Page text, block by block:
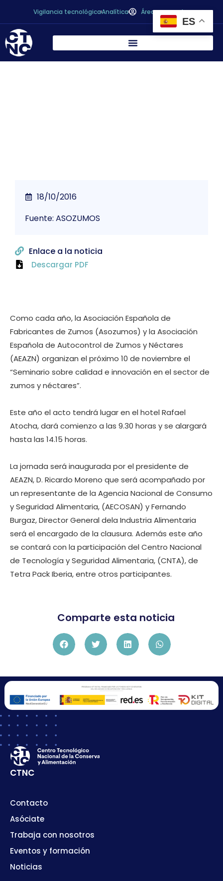
Vigilancia tecnológicaAnalítica Área personal
Como cada año, la Asociación Española de
Fabricantes de Zumos (Asozumos) y la Asociación
Española de Autocontrol de Zumos y Néctares
(AEAZN) organizan el próximo 10 de noviembre el
“Seminario sobre calidad e innovación en el sector de
zumos y néctares”.
Este año el acto tendrá lugar en el hotel Rafael
Atocha, dará comienzo a las 9.30 horas y se alargará
hasta las 14.15 horas.
La jornada será inaugurada por el presidente de
AEAZN, D. Ricardo Moreno que será acompañado por
un representante de la Agencia Nacional de Consumo
y Seguridad Alimentaria, (AECOSAN) y Fernando
Burgaz, Director General dela Industria Alimentaria
será el encargado de la clausura. Además este año
se contará con la participación del Centro Nacional
de Tecnología y Seguridad Alimentaria, (CNTA), de
Tetra Pack Iberia, entre otros participantes.
18/10/2016
Fuente: ASOZUMOS
Enlace a la noticia
Descargar PDF
Comparte esta noticia
CTNC
Contacto
Asóciate
Trabaja con nosotros
Eventos y formación
Noticias
ES